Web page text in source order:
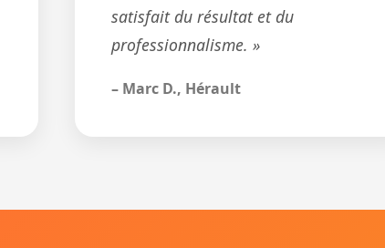
satisfait du résultat et du
professionnalisme. »
– Marc D., Hérault